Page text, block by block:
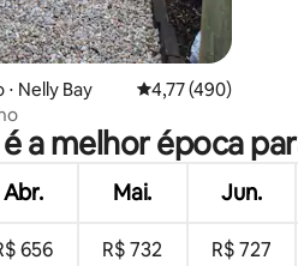
Nelly Bay 4,77 de uma
4,77 (490)
a melhor época
Abr. Mai. Jun.
656 R$ 732 R$ 727